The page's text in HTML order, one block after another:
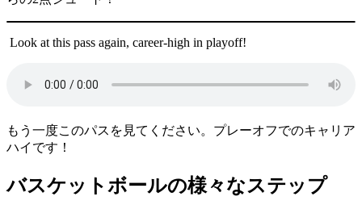
Look at this pass again, career-high in playoff!
もう一度このパスを見てください。プレーオフでのキャリア
ハイです！
バスケットボールの様々なステップ